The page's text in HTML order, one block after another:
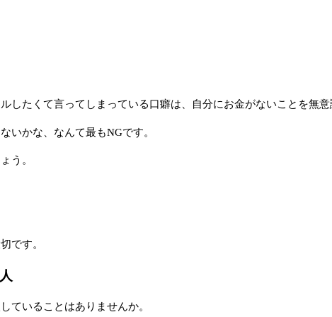
たくて言ってしまっている口癖は、自分にお金がないことを無意
いかな、なんて最もNGです。
う。
です。
ていることはありませんか。